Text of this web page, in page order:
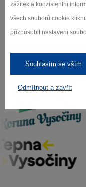
zážitek a konzistentní
všech souborů cookie
přizpůsobit nastavení
Souhlasím se vším
Odmítnout a zavřít